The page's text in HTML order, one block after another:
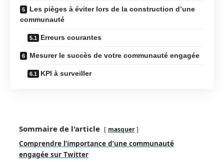
Les pièges à éviter lors de la construction d’une
communauté
Erreurs courantes
Mesurer le succès de votre communauté engagée
KPI à surveiller
Sommaire de l'article masquer
Comprendre l’importance d’une communauté
engagée sur Twitter